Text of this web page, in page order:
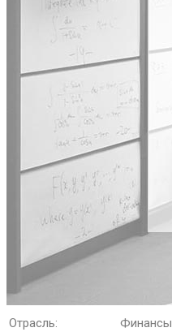
Отрасль:
Финансы